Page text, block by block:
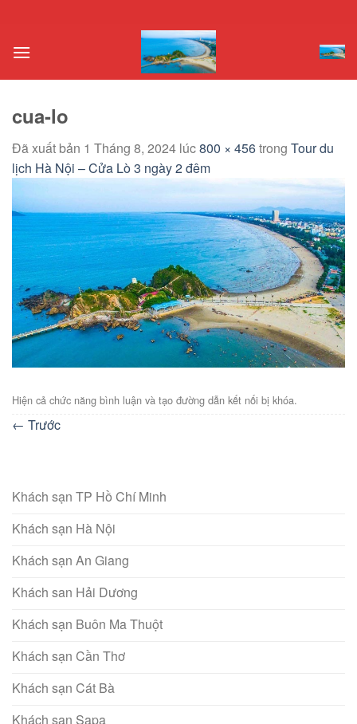
nội
cua-lo
Đã xuất bản 1 Tháng 8, 2024 lúc800 × 456trong Tour du
lịch Hà Nội – Cửa Lò 3 ngày 2 đêm
Hiện cả chức năng bình luận và tạo đường dẫn kết nối bị khóa.
← Trước
Khách sạn TP Hồ Chí Minh
Khách sạn Hà Nội
Khách sạn An Giang
Khách san Hải Dương
Khách sạn Buôn Ma Thuột
Khách sạn Cần Thơ
Khách sạn Cát Bà
Khách sạn Sapa